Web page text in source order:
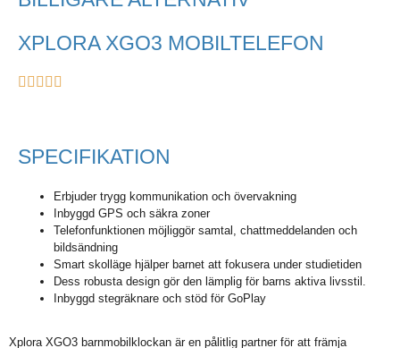
XPLORA XGO3 MOBILTELEFON
SPECIFIKATION
Erbjuder trygg kommunikation och övervakning
Inbyggd GPS och säkra zoner
Telefonfunktionen möjliggör samtal, chattmeddelanden och
bildsändning
Smart skolläge hjälper barnet att fokusera under studietiden
Dess robusta design gör den lämplig för barns aktiva livsstil.
Inbyggd stegräknare och stöd för GoPlay
Xplora XGO3 barnmobilklockan är en pålitlig partner för att främja